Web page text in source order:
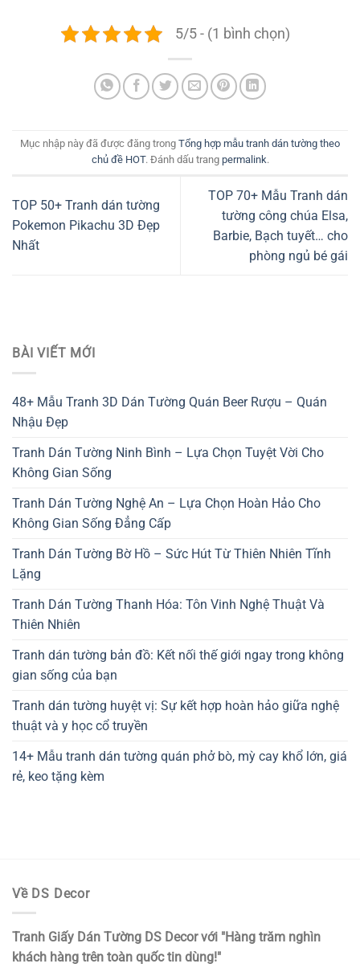
5/5 - (1 bình chọn)
Mục nhập này đã được đăng trong Tổng hợp mẫu tranh dán tường theo
chủ đề HOT. Đánh dấu trang permalink.
TOP 50+ Tranh dán tường
Pokemon Pikachu 3D Đẹp
Nhất
TOP 70+ Mẫu Tranh dán
tường công chúa Elsa,
Barbie, Bạch tuyết… cho
phòng ngủ bé gái
BÀI VIẾT MỚI
48+ Mẫu Tranh 3D Dán Tường Quán Beer Rượu – Quán
Nhậu Đẹp
Tranh Dán Tường Ninh Bình – Lựa Chọn Tuyệt Vời Cho
Không Gian Sống
Tranh Dán Tường Nghệ An – Lựa Chọn Hoàn Hảo Cho
Không Gian Sống Đẳng Cấp
Tranh Dán Tường Bờ Hồ – Sức Hút Từ Thiên Nhiên Tĩnh
Lặng
Tranh Dán Tường Thanh Hóa: Tôn Vinh Nghệ Thuật Và
Thiên Nhiên
Tranh dán tường bản đồ: Kết nối thế giới ngay trong không
gian sống của bạn
Tranh dán tường huyệt vị: Sự kết hợp hoàn hảo giữa nghệ
thuật và y học cổ truyền
14+ Mẫu tranh dán tường quán phở bò, mỳ cay khổ lớn, giá
rẻ, keo tặng kèm
Về DS Decor
Tranh Giấy Dán Tường DS Decor với "Hàng trăm nghìn
khách hàng trên toàn quốc tin dùng!"